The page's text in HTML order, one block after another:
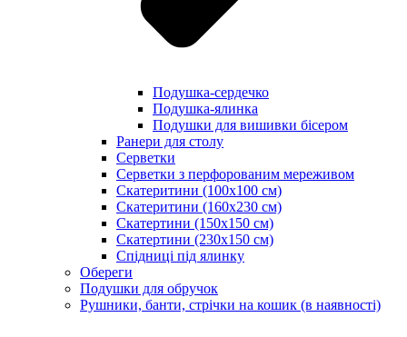
Подушка-сердечко
Подушка-ялинка
Подушки для вишивки бісером
Ранери для столу
Серветки
Серветки з перфорованим мереживом
Скатеритини (100х100 см)
Скатеритини (160х230 см)
Скатертини (150х150 см)
Скатертини (230х150 см)
Спідниці під ялинку
Обереги
Подушки для обручок
Рушники, банти, стрічки на кошик (в наявності)